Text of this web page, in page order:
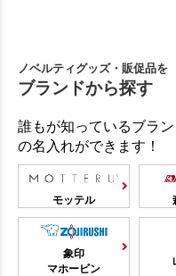
ノベルティグッズ・販促品を
ブランドから探す
誰もが知っているブラ
の名入れができます！
モッテル
象印
マホービン